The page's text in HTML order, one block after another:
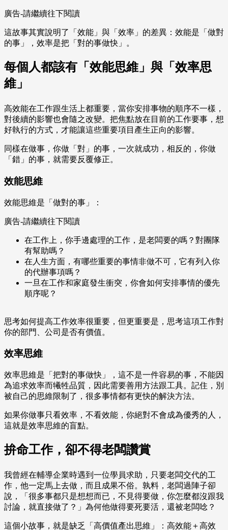
廣告-請繼續往下閱讀
這故事其實說明了「效能」與「效率」的差異：效能是「做對
的事」，效率是把「對的事做快」。
每個人都該有「效能思維」與「效率思
維」
高效能在工作跟生活上都重要，當你安排事物的順序不一樣，
對後續的影響也會隨之改變。把焦點放在目前的工作要事，想
好執行的方式，才能讓這些重要項目產生正向的影響。
同樣在做事，你做「對」的事，一次就成功，相反的，你做
「錯」的事，就需要反覆修正。
效能思維
效能思維是「做對的事」：
廣告-請繼續往下閱讀
在工作上，你手邊處理的工作，是老闆要的嗎？對團隊
有幫助嗎？
在人生方面，有哪些重要的事情非做不可，它有列入你
的代辦事項嗎？
一旦在工作和家庭發生衝突，你會如何安排事情的優先
順序呢？
思考如何提高工作效率很重要，但更重要是，思考這項工作對
你的部門、公司是否有價值。
效率思維
效率思維是「把對的事做快」，這不是一件容易的事，不能因
為追求效率而犧牲品質，因此需要善用方法跟工具。記住，別
被自己的思維限制了，很多事情都有更快的解決方法。
如果你做事只看效率，不看效能，你絕對不會成為優秀的人，
這就是效率思維的盲點。
拚命工作，卻不得老闆讚賞
我曾經在輔導企業時遇到一位學員求助，只要老闆交代的工
作，他一定馬上去做，而且成果不俗。孰料，老闆過陣子卻
說，「很多事都只是想想而已，不見得要做，你怎麼都沒跟我
討論，就直接做了？」為何他做得要死要活，還被老闆唸？
這個小故事，就是缺乏「高價值產出思維」：高效能＋高效